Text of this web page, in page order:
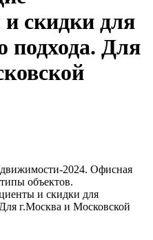
скидки для
подхода. Для
2024. Офисная
объектов.
и скидки для
г.Москва и Московской